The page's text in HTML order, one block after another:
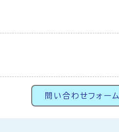
問い合わせフォーム